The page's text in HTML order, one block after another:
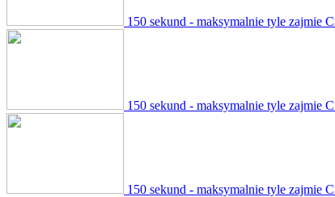
150 sekund - maksymalnie tyle zajmie
150 sekund - maksymalnie tyle zajmie
150 sekund - maksymalnie tyle zajmie